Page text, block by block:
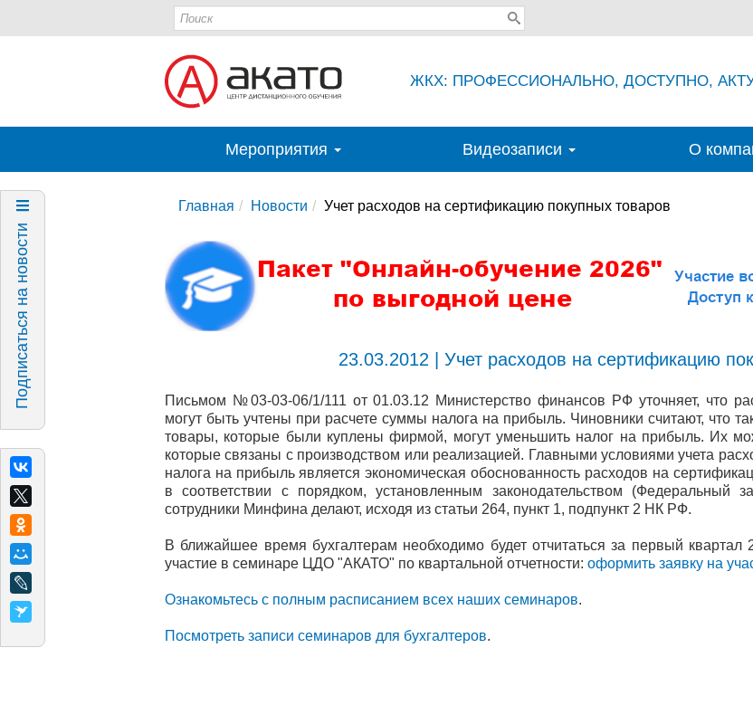
ЖКХ: ПРОФЕССИОНАЛЬНО, ДОСТУПНО,
Мероприятия Видеозаписи О
Подписаться на новости
Главная Новости Учет расходов на сертификацию покупных товаров
23.03.2012 | Учет расходов на сертификацию
Письмом №03-03-06/1/111 от 01.03.12 Министерство финансов РФ уточняет, что
могут быть учтены при расчете суммы налога на прибыль. Чиновники считают, что
товары, которые были куплены фирмой, могут уменьшить налог на прибыль. Их
которые связаны с производством или реализацией. Главными условиями учета
налога на прибыль является экономическая обоснованность расходов на
в соответствии с порядком, установленным законодательством
сотрудники Минфина делают, исходя из статьи 264, пункт 1, подпункт 2 НК РФ.
В ближайшее время бухгалтерам необходимо будет отчитаться за первый
участие в семинаре ЦДО "АКАТО" по квартальной отчетности: оформить заявку на
Ознакомьтесь с полным расписанием всех наших семинаров.
Посмотреть записи семинаров для бухгалтеров.